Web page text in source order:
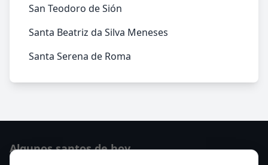
San Teodoro de Sión
Santa Beatriz da Silva Meneses
Santa Serena de Roma
Algunos santos de hoy